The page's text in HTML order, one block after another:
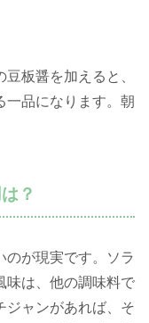
板醤を加えると、
一品になります。朝
？
のが現実です。ソラ
味は、他の調味料で
ジャンがあれば、そ